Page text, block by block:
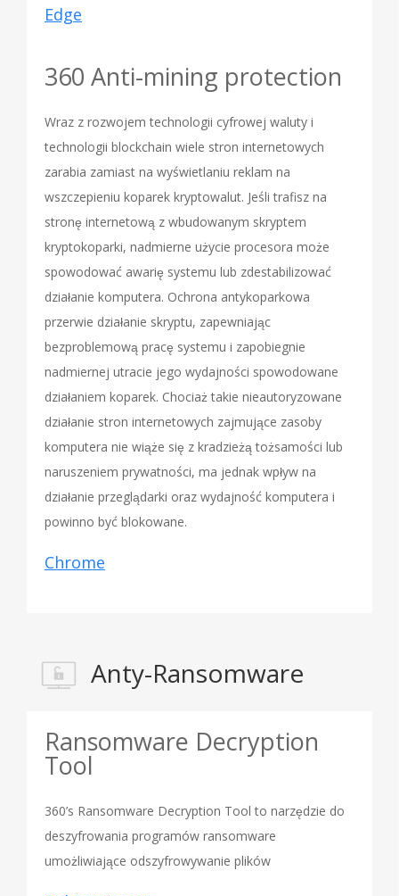
Edge
360 Anti-mining protection
Wraz z rozwojem technologii cyfrowej waluty i
technologii blockchain wiele stron internetowych
zarabia zamiast na wyświetlaniu reklam na
wszczepieniu koparek kryptowalut. Jeśli trafisz na
stronę internetową z wbudowanym skryptem
kryptokoparki, nadmierne użycie procesora może
spowodować awarię systemu lub zdestabilizować
działanie komputera. Ochrona antykoparkowa
przerwie działanie skryptu, zapewniając
bezproblemową pracę systemu i zapobiegnie
nadmiernej utracie jego wydajności spowodowane
działaniem koparek. Chociaż takie nieautoryzowane
działanie stron internetowych zajmujące zasoby
komputera nie wiąże się z kradzieżą tożsamości lub
naruszeniem prywatności, ma jednak wpływ na
działanie przeglądarki oraz wydajność komputera i
powinno być blokowane.
Chrome
Anty-Ransomware
Ransomware Decryption
Tool
360’s Ransomware Decryption Tool to narzędzie do
deszyfrowania programów ransomware
umożliwiające odszyfrowywanie plików